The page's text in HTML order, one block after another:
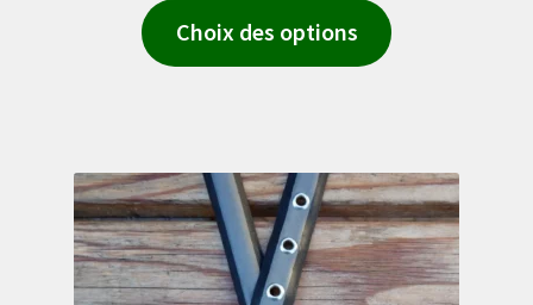
Choix des options
Ce
produit
variations.
Les
options
peuvent